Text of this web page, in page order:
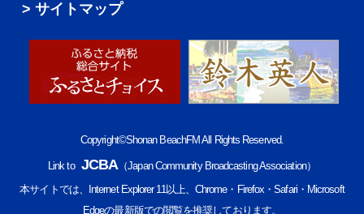
サイトマップ
Copyright©Shonan BeachFM All Rights Reserved.
Link to JCBA（Japan Community Broadcasting Association）
本サイトでは、Internet Explorer 11以上、Chrome・Firefox・Safari・Microsoft
Edgeの最新版での閲覧を推奨しております。